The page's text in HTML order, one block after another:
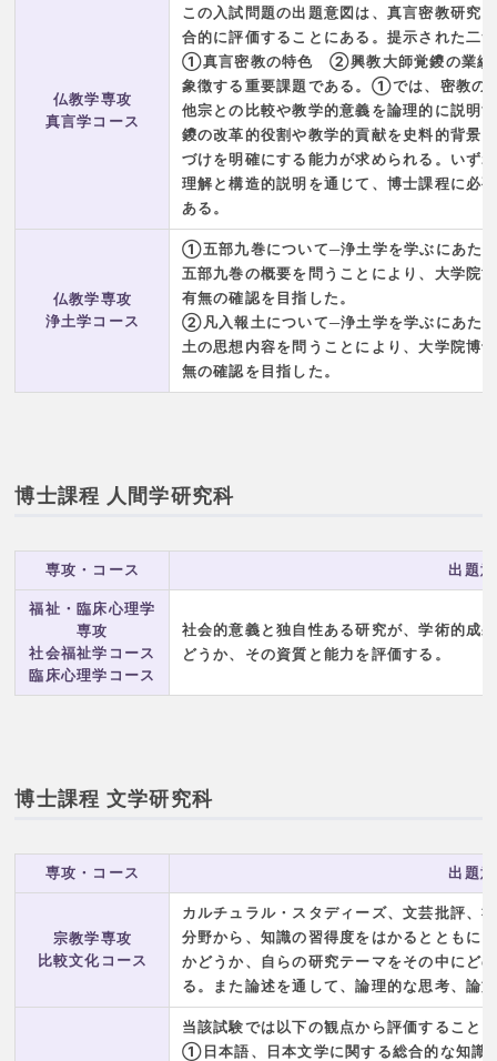
仏教学専攻
真言学コース
この入試問題の出題意図は、真言密教研究
合的に評価することにある。提示された二
①真言密教の特色 ②興教大師覚鑁の業績
象徴する重要課題である。①では、密教の
他宗との比較や教学的意義を論理的に説
鑁の改革的役割や教学的貢献を史料的背景
づけを明確にする能力が求められる。いず
理解と構造的説明を通じて、博士課程に必
ある。
仏教学専攻
浄土学コース
①五部九巻について─浄土学を学ぶにあた
五部九巻の概要を問うことにより、大学院
有無の確認を目指した。
②凡入報土について─浄土学を学ぶにあた
土の思想内容を問うことにより、大学院博
無の確認を目指した。
博士課程 人間学研究科
専攻・コース 出題
福祉・臨床心理学
専攻
社会福祉学コース
臨床心理学コース
社会的意義と独自性ある研究が、学術的成
どうか、その資質と能力を評価する。
博士課程 文学研究科
専攻・コース 出題
宗教学専攻
比較文化コース
カルチュラル・スタディーズ、文芸批評、
分野から、知識の習得度をはかるとともに
かどうか、自らの研究テーマをその中にど
る。また論述を通して、論理的な思考、論
当該試験では以下の観点から評価すること
①日本語、日本文学に関する総合的な知識